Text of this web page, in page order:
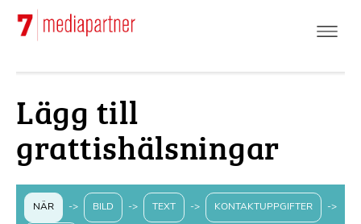
Hoppa
huvudinnehåll
Lägg till
grattishälsningar
NÄR -> BILD -> TEXT -> KONTAKTUPPGIFTER ->